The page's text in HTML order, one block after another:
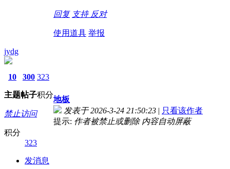
回复 支持 反对
使用道具 举报
jydg
10
主题
300
帖子
323
积分
禁止访问
积分
323
发消息
地板
发表于 2026-3-24 21:50:23 | 只看该作者
提示: 作者被禁止或删除 内容自动屏蔽